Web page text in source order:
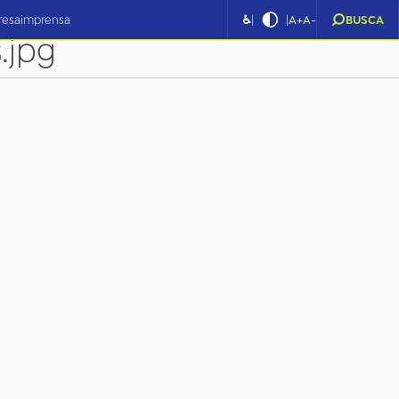
imprensa ♿| |A+A- BUSCA